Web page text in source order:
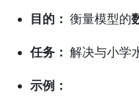
目的： 衡量模型的
任务： 解决与小学
示例：